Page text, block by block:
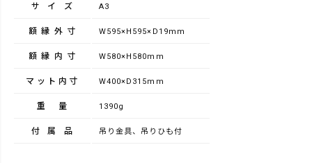
サイズ A3
額縁外寸 W595×H595×D19mm
額縁内寸 W580×H580mm
マット内寸 W400×D315mm
重量 1390g
付属品 吊り金具、吊りひも付